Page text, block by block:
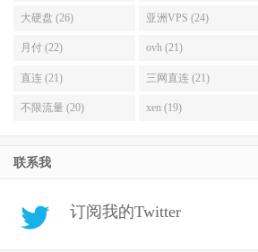
大硬盘 (26) 亚洲VPS (24)
月付 (22) ovh (21)
直连 (21) 三网直连 (21)
不限流量 (20) xen (19)
联系我
订阅我的Twitter